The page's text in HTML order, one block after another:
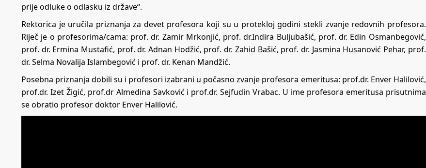
prije odluke o odlasku iz države“.
Rektorica je uručila priznanja za devet profesora koji su u protekloj godini stekli zvanje redovnih profesora.
Riječ je o profesorima/cama: prof. dr. Zamir Mrkonjić, prof. dr.Indira Buljubašić, prof. dr. Edin Osmanbegović,
prof. dr. Ermina Mustafić, prof. dr. Adnan Hodžić, prof. dr. Zahid Bašić, prof. dr. Jasmina Husanović Pehar, prof.
dr. Selma Novalija Islambegović i prof. dr. Kenan Mandžić.
Posebna priznanja dobili su i profesori izabrani u počasno zvanje profesora emeritusa: prof.dr. Enver Halilović,
prof.dr. Izet Žigić, prof.dr Almedina Savković i prof.dr. Sejfudin Vrabac. U ime profesora emeritusa prisutnima
se obratio profesor doktor Enver Halilović.